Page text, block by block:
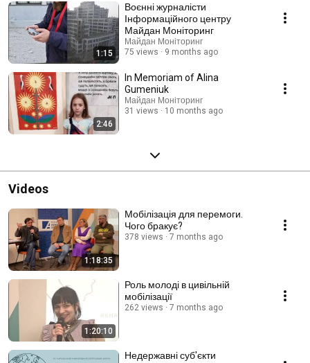
1:15
Воєнні журналісти
Інформаційного центру
Майдан Моніторинг
Майдан Моніторинг
75 views
9 months ago
2:46
In Memoriam of Alina
Gumeniuk
Майдан Моніторинг
31 views
10 months ago
Videos
1:18:35
Мобілізація для перемоги.
Чого бракує?
378 views 7 months ago
1:20:10
Роль молоді в цивільній
мобілізації
262 views 7 months ago
Недержавні суб'єкти